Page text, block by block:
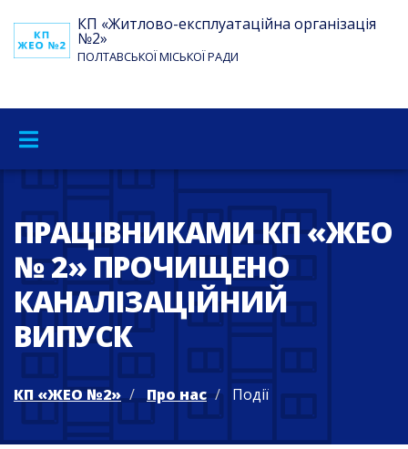
КП «Житлово-експлуатаційна організація
№2»
ПОЛТАВСЬКОЇ МІСЬКОЇ РАДИ
ПРАЦІВНИКАМИ КП «ЖЕО
№ 2» ПРОЧИЩЕНО
КАНАЛІЗАЦІЙНИЙ
ВИПУСК
КП «ЖЕО №2» Про нас Події